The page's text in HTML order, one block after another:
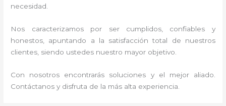
necesidad.
Nos caracterizamos por ser cumplidos, confiables y
honestos, apuntando a la satisfacción total de nuestros
clientes, siendo ustedes nuestro mayor objetivo.
Con nosotros encontrarás soluciones y el mejor aliado.
Contáctanos y disfruta de la más alta experiencia.